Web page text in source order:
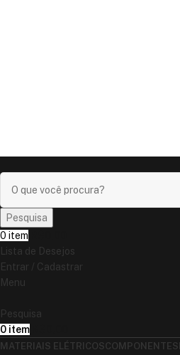
Pesquisa
0 item
Lista de Desejos
Entrar / Cadastrar
Menu
Pesquisa
0 item
MATERIAIS ELÉTRICOSCOMPONENTES